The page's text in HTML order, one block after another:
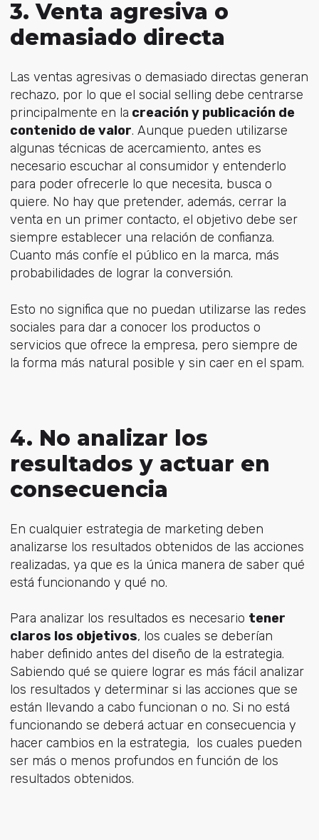
3. Venta agresiva o
demasiado directa
Las ventas agresivas o demasiado directas generan
rechazo, por lo que el social selling debe centrarse
principalmente en la creación y publicación de
contenido de valor. Aunque pueden utilizarse
algunas técnicas de acercamiento, antes es
necesario escuchar al consumidor y entenderlo
para poder ofrecerle lo que necesita, busca o
quiere. No hay que pretender, además, cerrar la
venta en un primer contacto, el objetivo debe ser
siempre establecer una relación de confianza.
Cuanto más confíe el público en la marca, más
probabilidades de lograr la conversión.
Esto no significa que no puedan utilizarse las redes
sociales para dar a conocer los productos o
servicios que ofrece la empresa, pero siempre de
la forma más natural posible y sin caer en el spam.
4. No analizar los
resultados y actuar en
consecuencia
En cualquier estrategia de marketing deben
analizarse los resultados obtenidos de las acciones
realizadas, ya que es la única manera de saber qué
está funcionando y qué no.
Para analizar los resultados es necesario tener
claros los objetivos, los cuales se deberían
haber definido antes del diseño de la estrategia.
Sabiendo qué se quiere lograr es más fácil analizar
los resultados y determinar si las acciones que se
están llevando a cabo funcionan o no. Si no está
funcionando se deberá actuar en consecuencia y
hacer cambios en la estrategia, los cuales pueden
ser más o menos profundos en función de los
resultados obtenidos.